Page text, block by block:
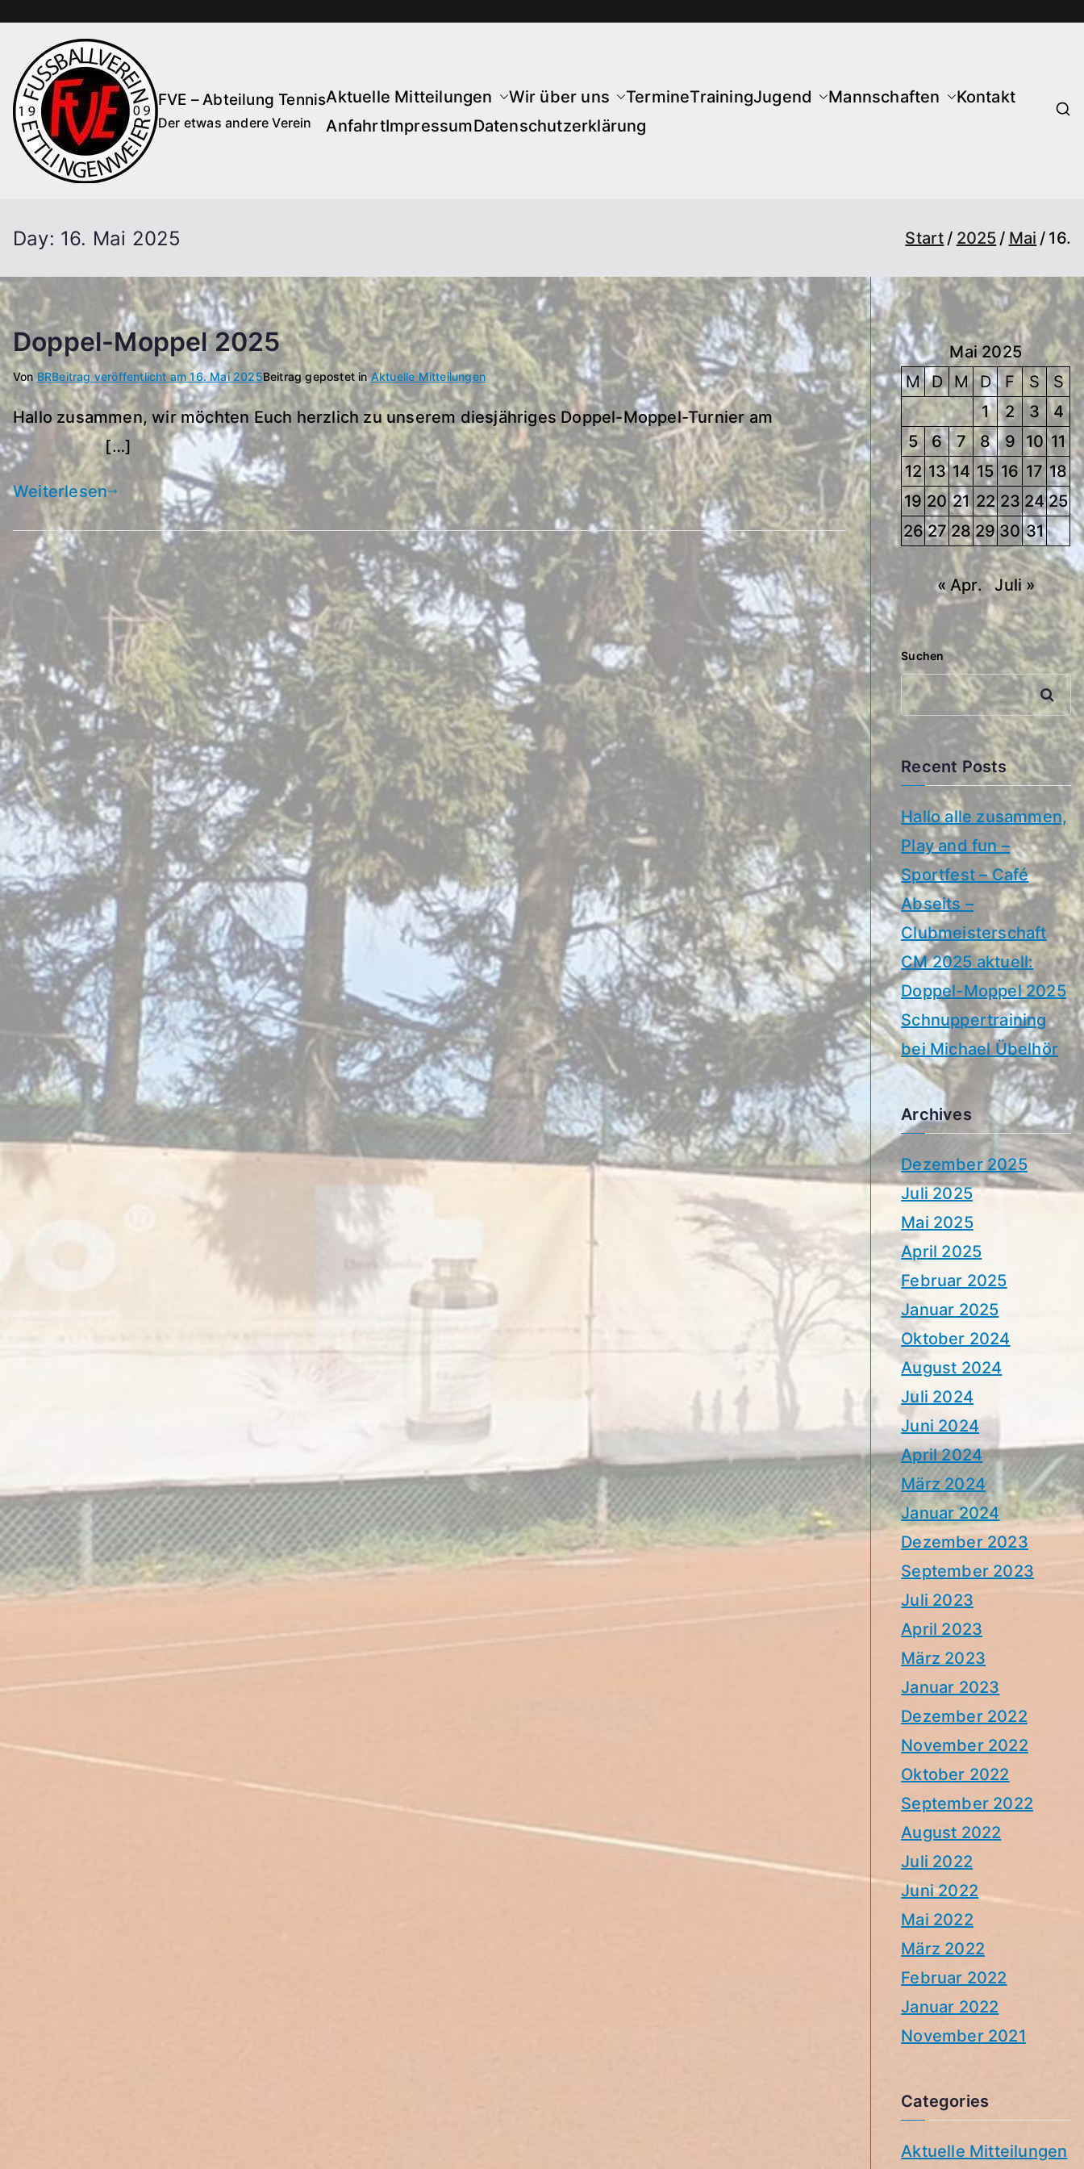
springen
FVE – Abteilung Tennis
Der etwas andere Verein
Aktuelle Mitteilungen Wir über uns TermineTrainingJugend Mannschaften
Kontakt
AnfahrtImpressumDatenschutzerklärung
Day: 16. Mai 2025 Start 2025 Mai 16.
Doppel-Moppel 2025
VonBRBeitrag veröffentlicht am16. Mai 2025Beitrag gepostet inAktuelle Mitteilungen
Hallo zusammen, wir möchten Euch herzlich zu unserem diesjähriges Doppel-Moppel-Turnier am
[…]
Weiterlesen
Mai 2025
M D M D F S
S
1
2 3
4
5
6 7 8 9 10 11
12 13 14 15 16 17 18
19 20 21 22 23 2425
2627 28 29 30 31
« Apr. Juli »
Suchen
Suchen
Recent Posts
Hallo alle zusammen,
Play and fun –
Sportfest – Café
Abseits –
Clubmeisterschaft
CM 2025 aktuell:
Doppel-Moppel 2025
Schnuppertraining
bei Michael Übelhör
Archives
Dezember 2025
Juli 2025
Mai 2025
April 2025
Februar 2025
Januar 2025
Oktober 2024
August 2024
Juli 2024
Juni 2024
April 2024
März 2024
Januar 2024
Dezember 2023
September 2023
Juli 2023
April 2023
März 2023
Januar 2023
Dezember 2022
November 2022
Oktober 2022
September 2022
August 2022
Juli 2022
Juni 2022
Mai 2022
März 2022
Februar 2022
Januar 2022
November 2021
Categories
Aktuelle Mitteilungen